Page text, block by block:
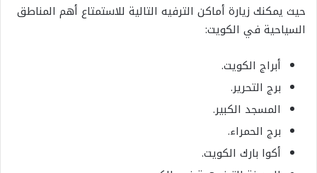
حيث يمكنك زيارة أماكن الترفيه التالية للاستمتاع أهم المناطق
السياحية في الكويت:
أبراج الكويت.
برج التحرير.
المسجد الكبير.
برج الحمراء.
أكوا بارك الكويت.